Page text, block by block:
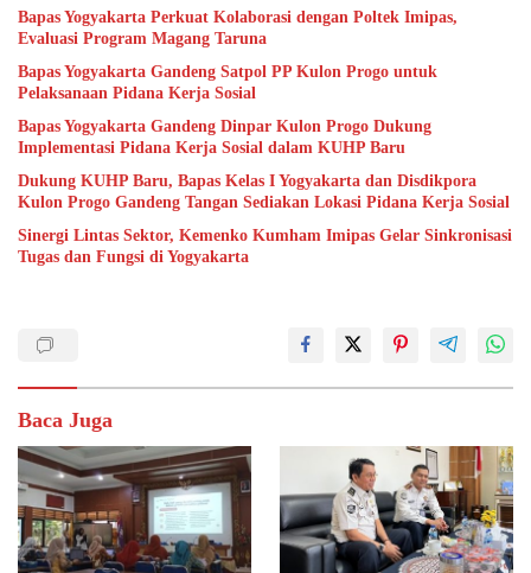
Bapas Yogyakarta Perkuat Kolaborasi dengan Poltek Imipas,
Evaluasi Program Magang Taruna
Bapas Yogyakarta Gandeng Satpol PP Kulon Progo untuk
Pelaksanaan Pidana Kerja Sosial
Bapas Yogyakarta Gandeng Dinpar Kulon Progo Dukung
Implementasi Pidana Kerja Sosial dalam KUHP Baru
Dukung KUHP Baru, Bapas Kelas I Yogyakarta dan Disdikpora
Kulon Progo Gandeng Tangan Sediakan Lokasi Pidana Kerja Sosial
Sinergi Lintas Sektor, Kemenko Kumham Imipas Gelar Sinkronisasi
Tugas dan Fungsi di Yogyakarta
Baca Juga